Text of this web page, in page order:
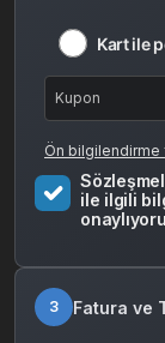
Kart ile
Ön bilgilendirme
ile ilgili
3 Fatura ve